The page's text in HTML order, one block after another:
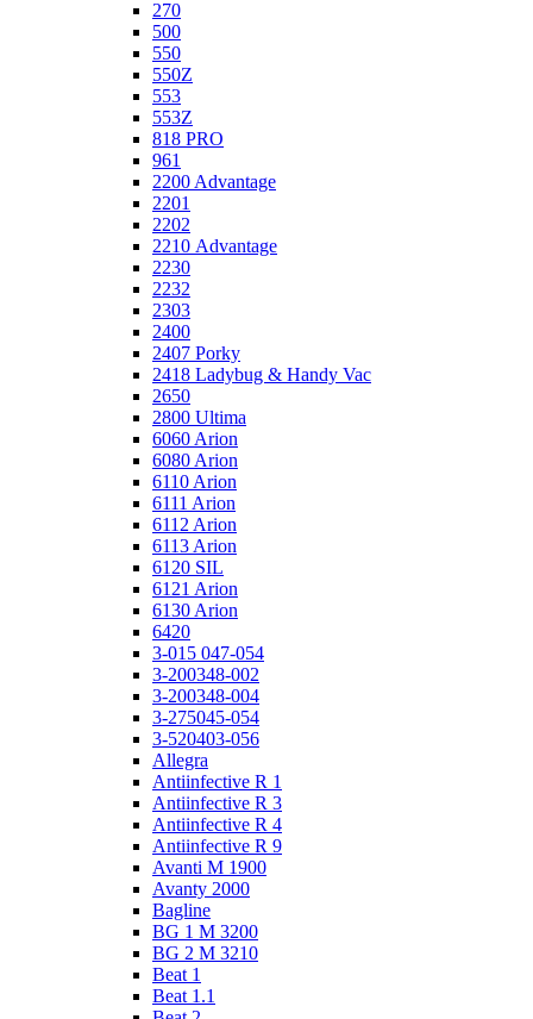
270
500
550
550Z
553
553Z
818 PRO
961
2200 Advantage
2201
2202
2210 Advantage
2230
2232
2303
2400
2407 Porky
2418 Ladybug & Handy Vac
2650
2800 Ultima
6060 Arion
6080 Arion
6110 Arion
6111 Arion
6112 Arion
6113 Arion
6120 SIL
6121 Arion
6130 Arion
6420
3-015 047-054
3-200348-002
3-200348-004
3-275045-054
3-520403-056
Allegra
Antiinfective R 1
Antiinfective R 3
Antiinfective R 4
Antiinfective R 9
Avanti M 1900
Avanty 2000
Bagline
BG 1 M 3200
BG 2 M 3210
Beat 1
Beat 1.1